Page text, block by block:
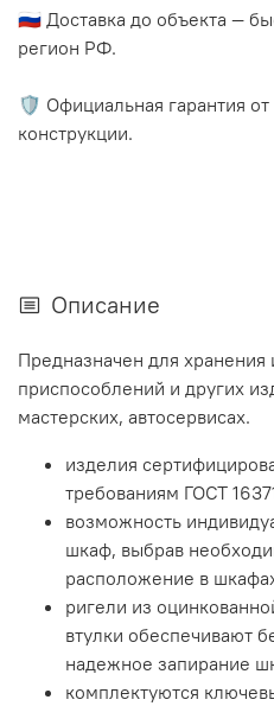
🇷🇺 Доставка до объекта —
регион РФ.
🛡️ Официальная гарантия от
конструкции.
Описание
Предназначен для
приспособлений и других
мастерских, автосервисах.
изделия
требованиям ГОСТ
возможность
шкаф, выбрав
расположение в
ригели из
втулки обеспечивают
надежное запирание
комплектуются